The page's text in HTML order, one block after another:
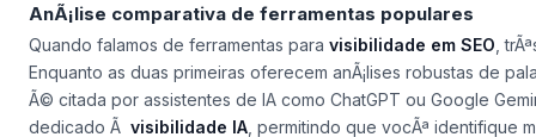
AnÃ¡lise comparativa de ferramentas populares
Quando falamos de ferramentas para visibilidade em SEO ,
Enquanto as duas primeiras oferecem anÃ¡lises robustas de
Ã© citada por assistentes de IA como ChatGPT ou Google
dedicado Ã visibilidade IA , permitindo que vocÃª identifique